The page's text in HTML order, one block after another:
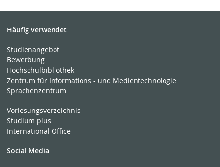
Häufig verwendet
Studienangebot
Bewerbung
Hochschulbibliothek
Zentrum für Informations - und Medientechnologie
Sprachenzentrum
Vorlesungsverzeichnis
Studium plus
International Office
Social Media